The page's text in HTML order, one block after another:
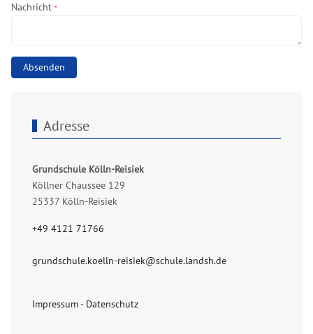
Nachricht*
Absenden
Adresse
Grundschule Kölln-Reisiek
Köllner Chaussee 129
25337 Kölln-Reisiek
+49 4121 71766
grundschule.koelln-reisiek@schule.landsh.de
Impressum- Datenschutz